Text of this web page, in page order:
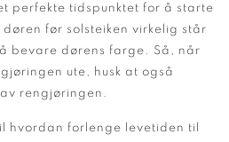
perfekte tidspunktet for å starte
før solsteiken virkelig står
bevare dørens farge. Så, når
ute, husk at også
rengjøringen.
hvordan forlenge levetiden til